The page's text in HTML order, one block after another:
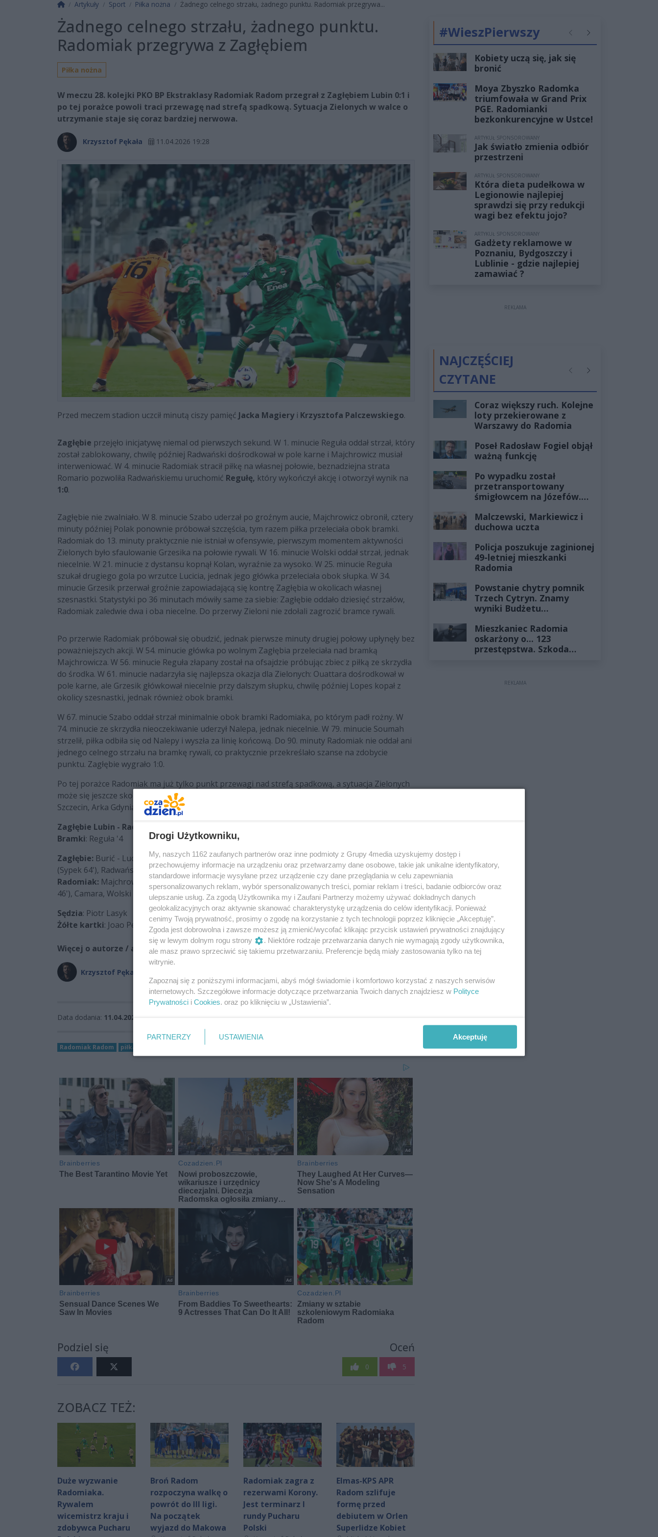
Strona główna
Artykuły Sport Piłka nożna Żadnego celnego strzału, żadnego punktu. Radomiak przegrywa...
Żadnego celnego strzału, żadnego punktu.
Radomiak przegrywa z Zagłębiem
Piłka nożna
W meczu 28. kolejki PKO BP Ekstraklasy Radomiak Radom przegrał z Zagłębiem Lubin 0:1 i
po tej porażce powoli traci przewagę nad strefą spadkową. Sytuacja Zielonych w walce o
utrzymanie staje się coraz bardziej nerwowa.
Krzysztof Pękała 11.04.2026 19:28
Przed meczem stadion uczcił minutą ciszy pamięć Jacka Magiery i Krzysztofa Palczewskiego.
Zagłębie przejęło inicjatywę niemal od pierwszych sekund. W 1. minucie Reguła oddał strzał, który
został zablokowany, chwilę później Radwański dośrodkował w pole karne i Majchrowicz musiał
interweniować. W 4. minucie Radomiak stracił piłkę na własnej połowie, beznadziejna strata
Romario pozwoliła Radwańskiemu uruchomić Regułę, który wykończył akcję i otworzył wynik na
1:0.
Zagłębie nie zwalniało. W 8. minucie Szabo uderzał po groźnym aucie, Majchrowicz obronił, cztery
minuty później Polak ponownie próbował szczęścia, tym razem piłka przeleciała obok bramki.
Radomiak do 13. minuty praktycznie nie istniał w ofensywie, pierwszym momentem aktywności
Zielonych było sfaulowanie Grzesika na połowie rywali. W 16. minucie Wolski oddał strzał, jednak
niecelnie. W 21. minucie z dystansu kopnął Kolan, wyraźnie za wysoko. W 25. minucie Reguła
szukał drugiego gola po wrzutce Lucicia, jednak jego główka przeleciała obok słupka. W 34.
minucie Grzesik przerwał groźnie zapowiadającą się kontrę Zagłębia w okolicach własnej
szesnastki. Statystyki po 36 minutach mówiły same za siebie: Zagłębie oddało dziesięć strzałów,
Radomiak zaledwie dwa i oba niecelne. Do przerwy Zieloni nie zdołali zagrozić bramce rywali.
Po przerwie Radomiak próbował się obudzić, jednak pierwsze minuty drugiej połowy upłynęły bez
poważniejszych akcji. W 54. minucie główka po wolnym Zagłębia przeleciała nad bramką
Majchrowicza. W 56. minucie Reguła złapany został na ofsajdzie próbując zbiec z piłką ze skrzydła
do środka. W 61. minucie nadarzyła się najlepsza okazja dla Zielonych: Ouattara dośrodkował w
pole karne, ale Grzesik główkował niecelnie przy dalszym słupku, chwilę później Lopes kopał z
okolicy szesnastki, jednak również obok bramki.
W 67. minucie Szabo oddał strzał minimalnie obok bramki Radomiaka, po którym padł rożny. W
74. minucie ze skrzydła nieoczekiwanie uderzył Nalepa, jednak niecelnie. W 79. minucie Soumah
strzelił, piłka odbiła się od Nalepy i wyszła za linię końcową. Do 90. minuty Radomiak nie oddał ani
jednego celnego strzału na bramkę rywali, co praktycznie przekreślało szanse na zdobycie
punktu. Zagłębie wygrało 1:0.
Po tej porażce Radomiak ma już tylko punkt przewagi nad strefą spadkową, a sytuacja Zielonych
może się jeszcze skomplikować. Swoje mecze w tej kolejce mają jeszcze do rozegrania Pogoń
Szczecin, Arka Gdynia i Legia Warszawa.
Zagłębie Lubin - Radomiak Radom 1:0 (1:0)
Bramki: Reguła '4
Zagłębie: Burić - Lucic, Michalski, Nalepa, Orlikowski, Kocaba (Dąbrowski 88') , Kolan, Reguła
(Sypek 64'), Radwański (Kowalczyk 73'), Corluka (Grzybek 88'), Szabó (Kosidis 73').
Radomiak: Majchrowicz - Joao Pedro (Zie Ouatarra 46'), Dieguez, Blasco, Grzesik, Baro (Donis
46'), Camara, Wolski (Tapsoba 77'), Luquinhas (Balde 86), Vasco Lopes (Soumah 68'), Maurides.
Sędzia: Piotr Lasyk
Żółte kartki: Joao Pedro, Dieguez, Radwański, Leandro, Camara
Więcej o autorze / autorach:
Krzysztof Pękała
Data dodania: 11.04.2026 19:28
Radomiak Radom piłka nożna
Podziel się Oceń
0 5
ZOBACZ TEŻ:
Duże wyzwanie
Radomiaka.
Rywalem
wicemistrz kraju i
zdobywca Pucharu
Broń Radom
rozpoczyna walkę o
powrót do III ligi.
Na początek
wyjazd do Makowa
Radomiak zagra z
rezerwami Korony.
Jest terminarz I
rundy Pucharu
Polski
Elmas-KPS APR
Radom szlifuje
formę przed
debiutem w Orlen
Superlidze Kobiet
#WieszPierwszy PoprzednieNastępne
Kobiety uczą się, jak się
bronić
Moya Zbyszko Radomka
triumfowała w Grand Prix
PGE. Radomianki
bezkonkurencyjne w Ustce!
ARTYKUŁ SPONSOROWANY
Jak światło zmienia odbiór
przestrzeni
ARTYKUŁ SPONSOROWANY
Która dieta pudełkowa w
Legionowie najlepiej
sprawdzi się przy redukcji
wagi bez efektu jojo?
ARTYKUŁ SPONSOROWANY
Gadżety reklamowe w
Poznaniu, Bydgoszczy i
Lublinie - gdzie najlepiej
zamawiać ?
REKLAMA
NAJCZĘŚCIEJ
CZYTANE
PoprzednieNastępne
Coraz większy ruch. Kolejne
loty przekierowane z
Warszawy do Radomia
Poseł Radosław Fogiel objął
ważną funkcję
Po wypadku został
przetransportowany
śmigłowcem na Józefów.
żyłach
Malczewski, Markiewicz i
duchowa uczta
Policja poszukuje zaginionej
49-letniej mieszkanki
Radomia
Powstanie chytry pomnik
Trzech Cytryn. Znamy
wyniki Budżetu
Mieszkaniec Radomia
oskarżony o... 123
przestępstwa. Szkoda
REKLAMA
Drogi Użytkowniku,
My, naszych 1162 zaufanych partnerów oraz inne podmioty z Grupy 4media uzyskujemy dostęp i
przechowujemy informacje na urządzeniu oraz przetwarzamy dane osobowe, takie jak unikalne identyfikatory,
standardowe informacje wysyłane przez urządzenie czy dane przeglądania w celu zapewniania
spersonalizowanych reklam, wybór spersonalizowanych treści, pomiar reklam i treści, badanie odbiorców oraz
ulepszanie usług. Za zgodą Użytkownika my i Zaufani Partnerzy możemy używać dokładnych danych
geolokalizacyjnych oraz aktywnie skanować charakterystykę urządzenia do celów identyfikacji. Ponieważ
cenimy Twoją prywatność, prosimy o zgodę na korzystanie z tych technologii poprzez kliknięcie „Akceptuję”.
Zgoda jest dobrowolna i zawsze możesz ją zmienić/wycofać klikając przycisk ustawień prywatności znajdujący
się w lewym dolnym rogu strony
. Niektóre rodzaje przetwarzania danych nie wymagają zgody użytkownika,
ale masz prawo sprzeciwić się takiemu przetwarzaniu. Preferencje będą miały zastosowania tylko na tej
witrynie.
Zapoznaj się z poniższymi informacjami, abyś mógł świadomie i komfortowo korzystać z naszych serwisów
internetowych. Szczegółowe informacje dotyczące przetwarzania Twoich danych znajdziesz w Polityce
Prywatności i Cookies. oraz po kliknięciu w „Ustawienia”.
PARTNERZY USTAWIENIA Akceptuję